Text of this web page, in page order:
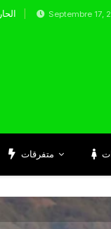
Septembre 17, 2024
متفرقات